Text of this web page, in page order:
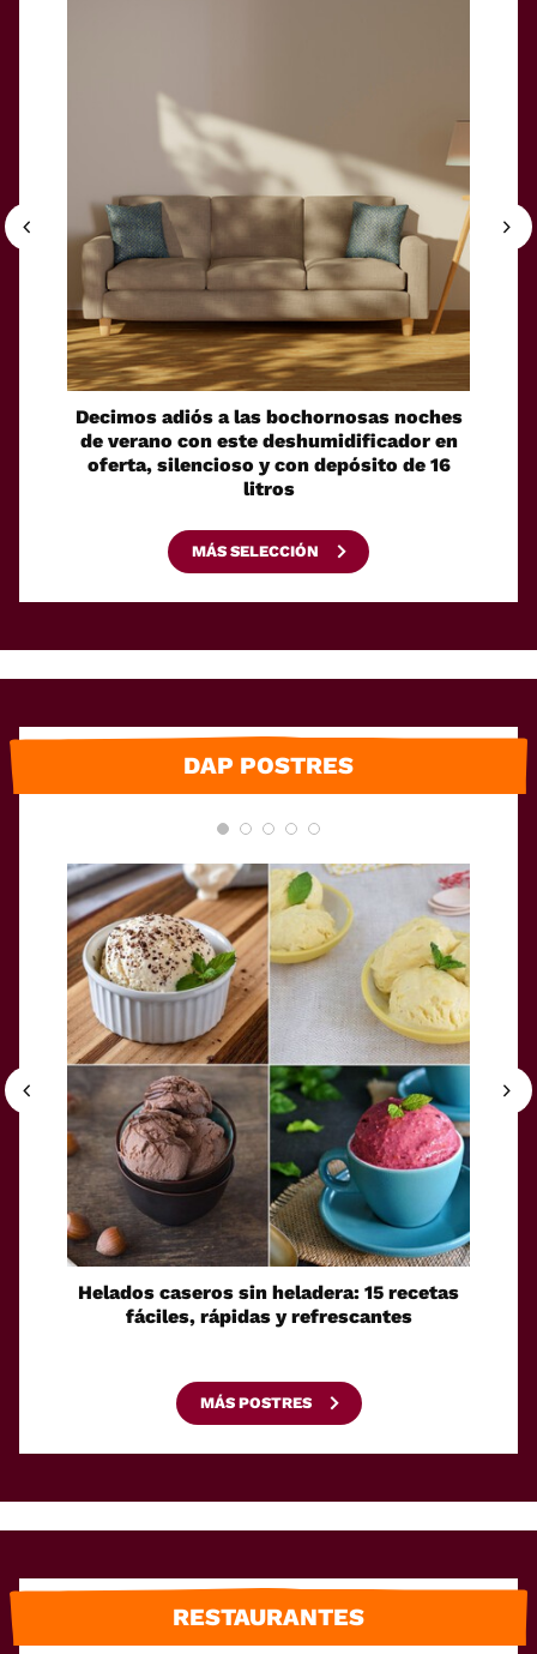
Decimos adiós a las bochornosas noches
de verano con este deshumidificador en
oferta, silencioso y con depósito de 16
litros
MÁS SELECCIÓN
DAP POSTRES
Helados caseros sin heladera: 15 recetas
fáciles, rápidas y refrescantes
MÁS POSTRES
RESTAURANTES